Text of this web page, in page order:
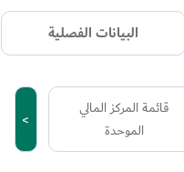
البيانات الفصلية
<
قائمة المركز المالي
الموحدة